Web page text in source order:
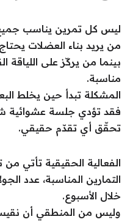
ليس كل تمرين يناسب
من يريد بناء العضلات
بينما من يركّز على اللياقة
مناسبة.
المشكلة تبدأ حين يخلط
فقد تؤدي جلسة عشوائية
تحقّق أي تقدّم حقيقي.
الفعالية الحقيقية تأتي
التمارين المناسبة، عدد
خلال الأسبوع.
وليس من المنطقي أن